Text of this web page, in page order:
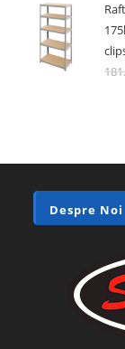
Despre Noi